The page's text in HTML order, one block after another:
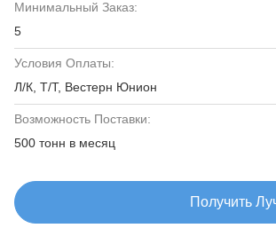
Минимальный Заказ:
5
Условия Оплаты:
Л/К, Т/Т, Вестерн Юнион
Возможность Поставки:
500 тонн в месяц
Получить